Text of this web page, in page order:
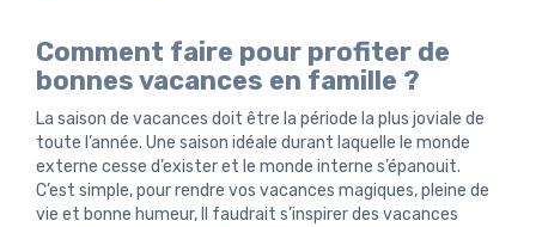
Comment faire pour profiter de
bonnes vacances en famille ?
La saison de vacances doit être la période la plus joviale de
toute l’année. Une saison idéale durant laquelle le monde
externe cesse d’exister et le monde interne s’épanouit.
C’est simple, pour rendre vos vacances magiques, pleine de
vie et bonne humeur, Il faudrait s’inspirer des vacances